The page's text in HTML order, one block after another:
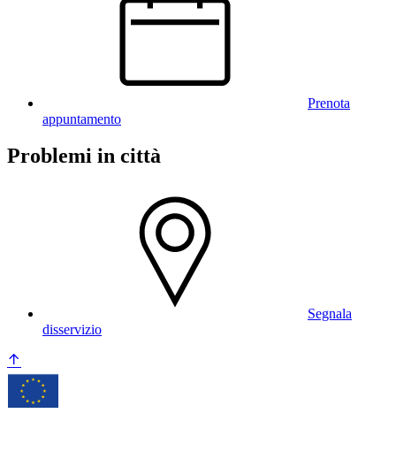
Prenota
appuntamento
Problemi in città
Segnala
disservizio